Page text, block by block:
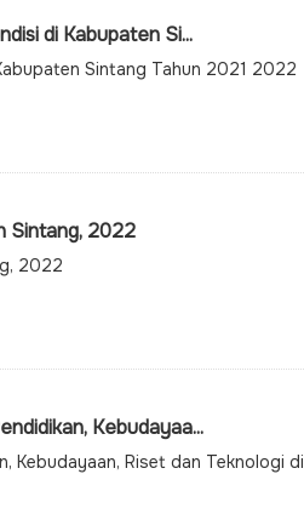
di Kabupaten Si...
Sintang Tahun 2021 2022
Sintang, 2022
2022
Kebudayaa...
Kebudayaan, Riset dan Teknologi di